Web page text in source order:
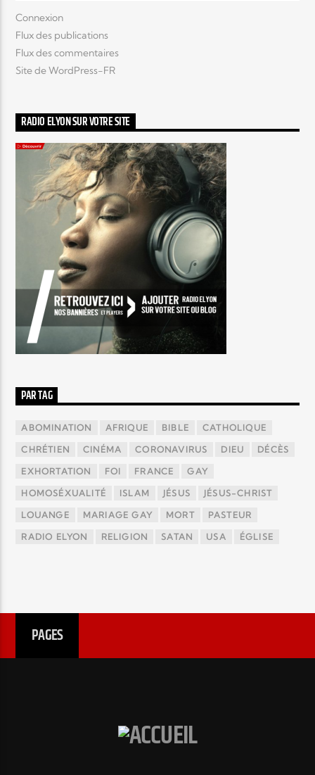
Connexion
Flux des publications
Flux des commentaires
Site de WordPress-FR
RADIO ELYON SUR VOTRE SITE
PAR TAG
ABOMINATION AFRIQUE BIBLE CATHOLIQUE
CHRÉTIEN CINÉMA CORONAVIRUS DIEU DÉCÈS
EXHORTATION FOI FRANCE GAY
HOMOSÉXUALITÉ ISLAM JÉSUS JÉSUS-CHRIST
LOUANGE MARIAGE GAY MORT PASTEUR
RADIO ELYON RELIGION SATAN USA ÉGLISE
PAGES